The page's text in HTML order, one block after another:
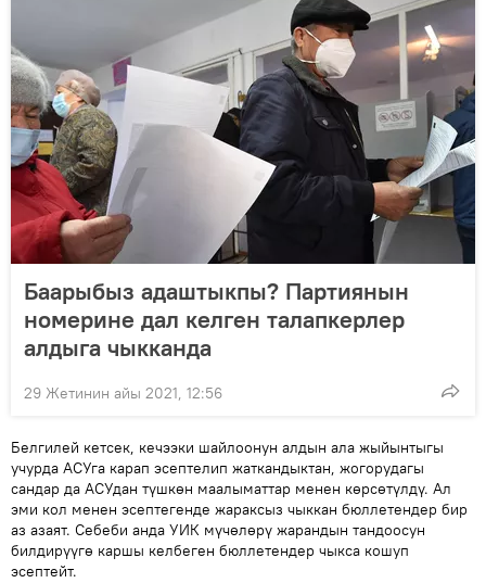
Баарыбыз адаштыкпы? Партиянын
номерине дал келген талапкерлер
алдыга чыкканда
29 Жетинин айы 2021, 12:56
Белгилей кетсек, кечээки шайлоонун алдын ала жыйынтыгы
учурда АСУга карап эсептелип жаткандыктан, жогорудагы
сандар да АСУдан түшкөн маалыматтар менен көрсөтүлдү. Ал
эми кол менен эсептегенде жараксыз чыккан бюллетендер бир
аз азаят. Себеби анда УИК мүчөлөрү жарандын тандоосун
билдирүүгө каршы келбеген бюллетендер чыкса кошуп
эсептейт.